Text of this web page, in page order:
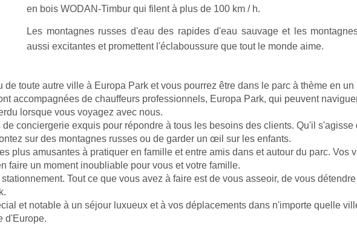
en bois WODAN-Timbur qui filent à plus de 100 km / h.
Les montagnes russes d'eau des rapides d'eau sauvage et les
aussi excitantes et promettent l'éclaboussure que tout le monde aime.
toute autre ville à Europa Park et vous pourrez être dans le parc à thème en un
accompagnées de chauffeurs professionnels, Europa Park, qui peuvent
lorsque vous voyagez avec nous.
conciergerie exquis pour répondre à tous les besoins des clients. Qu'il s'agisse
sur des montagnes russes ou de garder un œil sur les enfants.
plus amusantes à pratiquer en famille et entre amis dans et autour du parc. Vos
faire un moment inoubliable pour vous et votre famille.
Tout ce que vous avez à faire est de vous asseoir, de vous
et notable à un séjour luxueux et à vos déplacements dans n'importe quelle
d'Europe.